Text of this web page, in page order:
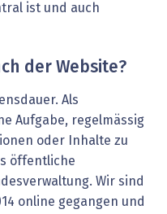
ist und auch
der Website?
Als
Aufgabe, regelmässig
oder Inhalte zu
öffentliche
Wir sind
online gegangen und